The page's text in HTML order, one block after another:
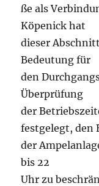
ße als
Köpenick hat
dieser
Bedeutung für
den
Überprüfung
der
festgelegt, den
der
bis 22
Uhr zu